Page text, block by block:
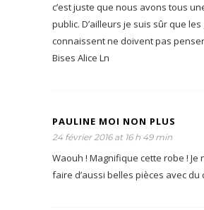
c’est juste que nous avons tous
public. D’ailleurs je suis sûr que
connaissent ne doivent pas
Bises Alice Ln
PAULINE MOI NON PLUS
24 février 2016 at 16 h 49 min
Waouh ! Magnifique cette robe ! Je
faire d’aussi belles pièces avec du